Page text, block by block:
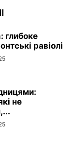
глибоке
равіолі
не